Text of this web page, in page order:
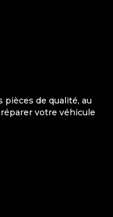
pièces de qualité, au
votre véhicule